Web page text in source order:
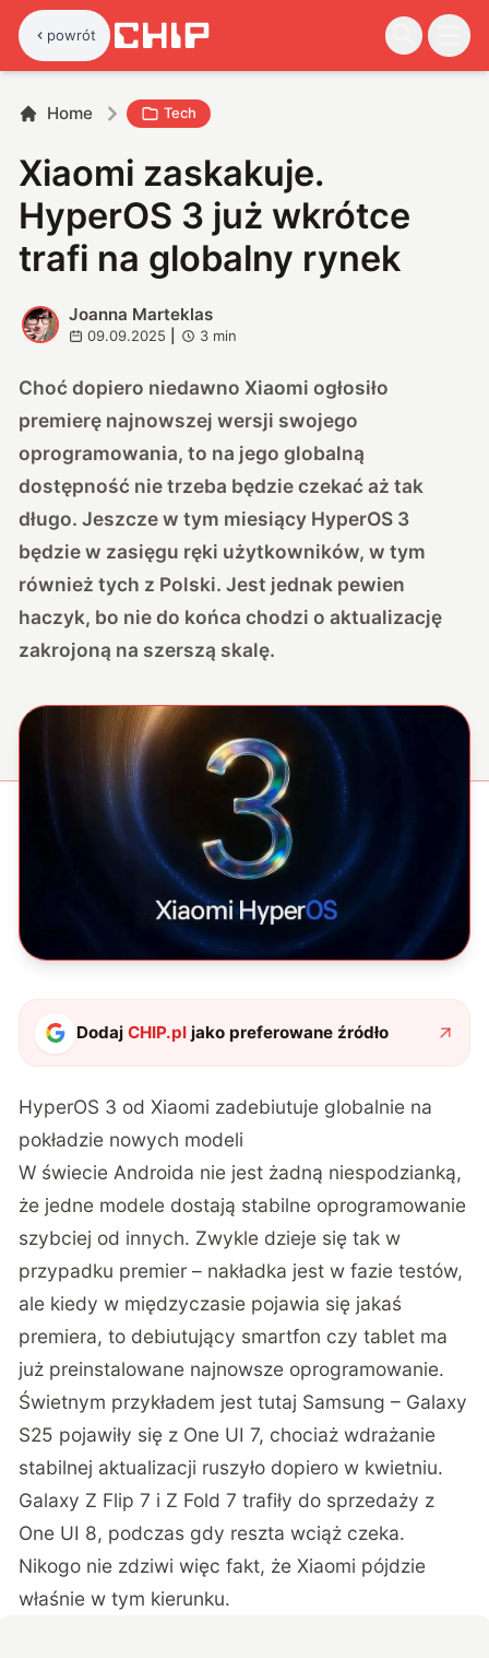
powrót
Home Tech
Xiaomi zaskakuje.
HyperOS 3 już wkrótce
trafi na globalny rynek
J
Joanna Marteklas
09.09.2025 3 min
Choć dopiero niedawno Xiaomi ogłosiło
premierę najnowszej wersji swojego
oprogramowania, to na jego globalną
dostępność nie trzeba będzie czekać aż tak
długo. Jeszcze w tym miesiący HyperOS 3
będzie w zasięgu ręki użytkowników, w tym
również tych z Polski. Jest jednak pewien
haczyk, bo nie do końca chodzi o aktualizację
zakrojoną na szerszą skalę.
DodajCHIP.pl jako preferowane źródło
HyperOS 3 od Xiaomi zadebiutuje globalnie na
pokładzie nowych modeli
W świecie Androida nie jest żadną niespodzianką,
że jedne modele dostają stabilne oprogramowanie
szybciej od innych. Zwykle dzieje się tak w
przypadku premier – nakładka jest w fazie testów,
ale kiedy w międzyczasie pojawia się jakaś
premiera, to debiutujący smartfon czy tablet ma
już preinstalowane najnowsze oprogramowanie.
Świetnym przykładem jest tutaj Samsung – Galaxy
S25 pojawiły się z One UI 7, chociaż wdrażanie
stabilnej aktualizacji ruszyło dopiero w kwietniu.
Galaxy Z Flip 7 i Z Fold 7 trafiły do sprzedaży z
One UI 8, podczas gdy reszta wciąż czeka.
Nikogo nie zdziwi więc fakt, że Xiaomi pójdzie
właśnie w tym kierunku.